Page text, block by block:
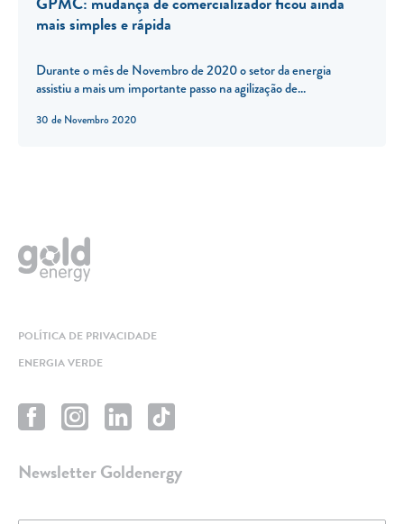
30 de Novembro 2020
mais simples e rápida
Durante o mês de Novembro de 2020 o setor da energia
assistiu a mais um importante passo na agilização de...
POLÍTICA DE PRIVACIDADE
ENERGIA VERDE
Newsletter Goldenergy